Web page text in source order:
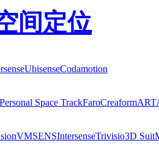
间定位
UbisenseCodamotion
Personal Space TrackFaroCreaformART
VMSENSIntersenseTrivisio3D Suit